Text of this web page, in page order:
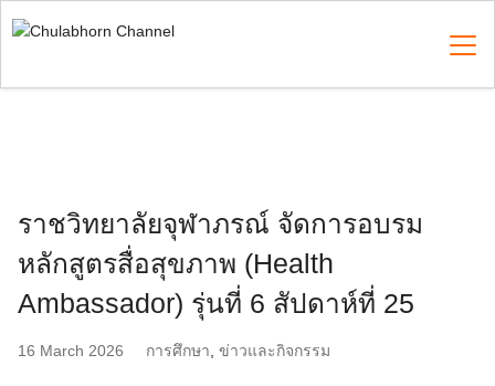
to
ราชวิทยาลัยจุฬาภรณ์ จัดการอบรม
หลักสูตรสื่อสุขภาพ (Health
Ambassador) รุ่นที่ 6 สัปดาห์ที่ 25
16 March 2026 การศึกษา ข่าวและกิจกรรม